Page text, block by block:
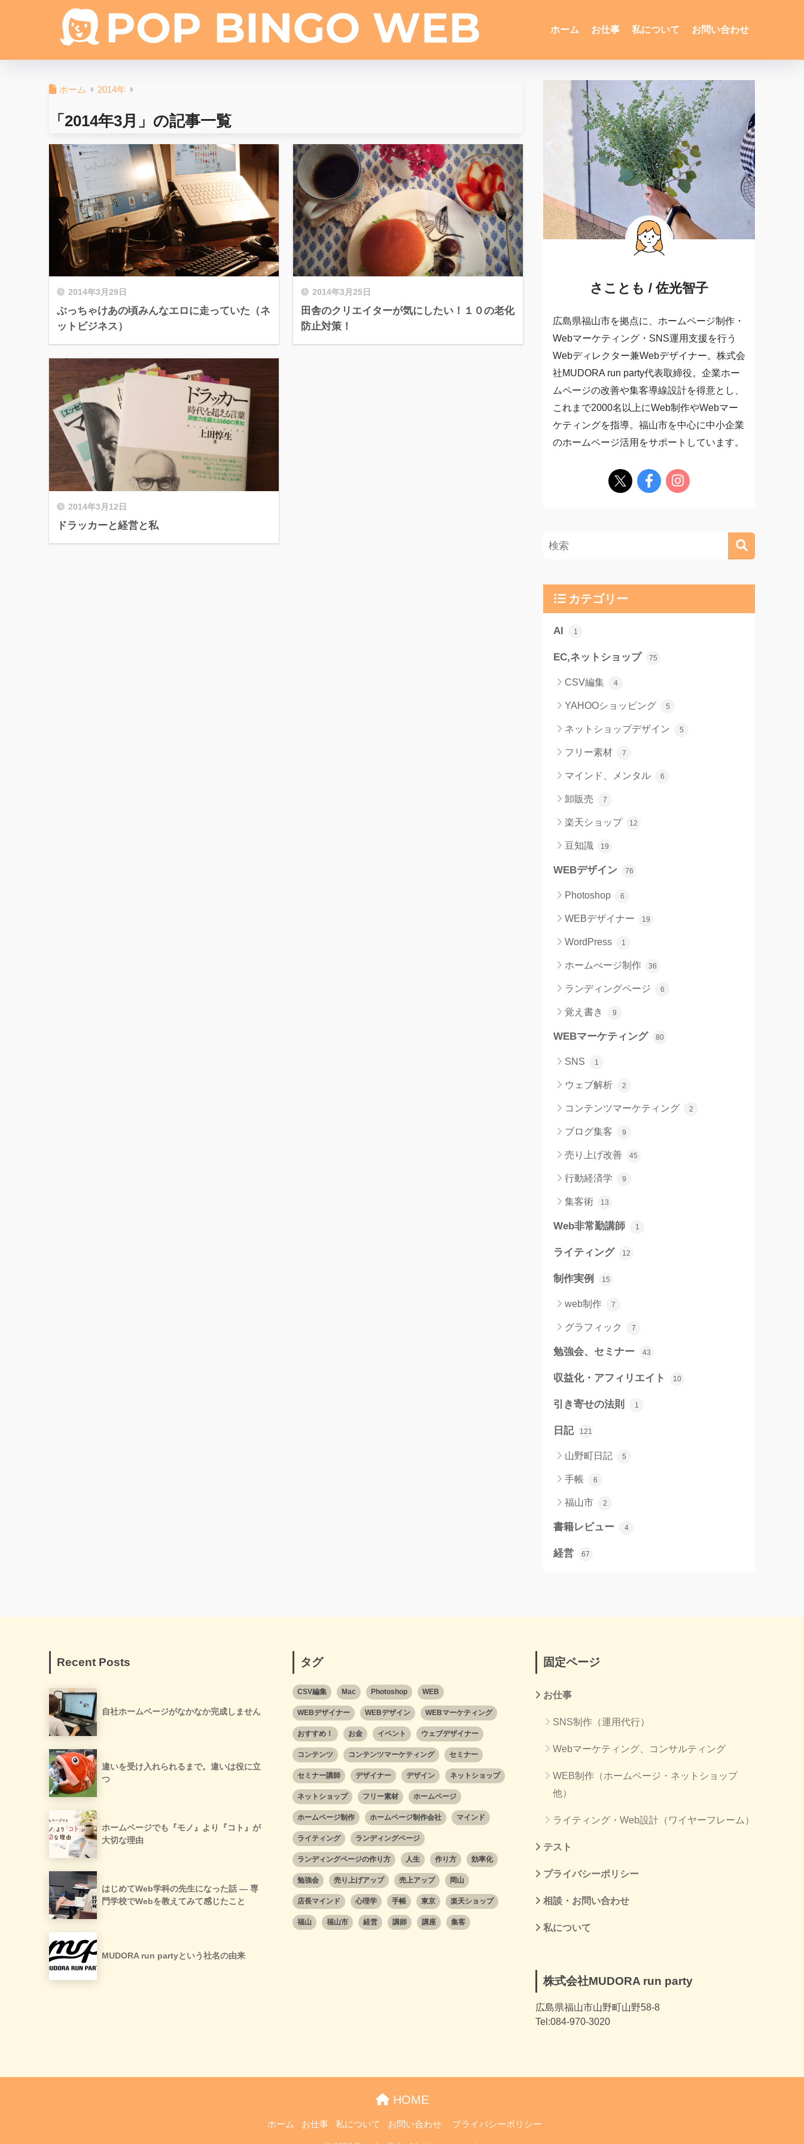
ホーム お仕事 私について お問い合わせ
ホーム 2014年
「2014年3月」の記事一覧
2014年3月29日
ぶっちゃけあの頃みんなエロに走っていた（ネ
ットビジネス）
2014年3月25日
田舎のクリエイターが気にしたい！１０の老化
防止対策！
2014年3月12日
ドラッカーと経営と私
さことも / 佐光智子
広島県福山市を拠点に、ホームページ制作・
Webマーケティング・SNS運用支援を行う
Webディレクター兼Webデザイナー。株式会
社MUDORA run party代表取締役。企業ホー
ムページの改善や集客導線設計を得意とし、
これまで2000名以上にWeb制作やWebマー
ケティングを指導。福山市を中心に中小企業
のホームページ活用をサポートしています。
カテゴリー
AI 1
EC,ネットショップ 75
CSV編集 4
YAHOOショッピング 5
ネットショップデザイン 5
フリー素材 7
マインド、メンタル 6
卸販売 7
楽天ショップ 12
豆知識 19
WEBデザイン 76
Photoshop 6
WEBデザイナー 19
WordPress 1
ホームぺージ制作 36
ランディングページ 6
覚え書き 9
WEBマーケティング 80
SNS 1
ウェブ解析 2
コンテンツマーケティング 2
ブログ集客 9
売り上げ改善 45
行動経済学 9
集客術 13
Web非常勤講師 1
ライティング 12
制作実例 15
web制作 7
グラフィック 7
勉強会、セミナー 43
収益化・アフィリエイト 10
引き寄せの法則 1
日記 121
山野町日記 5
手帳 6
福山市 2
書籍レビュー 4
経営 67
Recent Posts
自社ホームページがなかなか完成しません
違いを受け入れられるまで。違いは役に立
つ
ホームページでも『モノ』より『コト』が
大切な理由
はじめてWeb学科の先生になった話 ― 専
門学校でWebを教えてみて感じたこと
MUDORA run partyという社名の由来
タグ
CSV編集 Mac Photoshop WEB
WEBデザイナー WEBデザイン WEBマーケティング
おすすめ！ お金 イベント ウェブデザイナー
コンテンツ コンテンツマーケティング セミナー
セミナー講師 デザイナー デザイン ネットショップ
ネットショップ フリー素材 ホームページ
ホームページ制作 ホームページ制作会社 マインド
ライティング ランディングページ
ランディングページの作り方 人生 作り方 効率化
勉強会 売り上げアップ 売上アップ 岡山
店長マインド 心理学 手帳 東京 楽天ショップ
福山 福山市 経営 講師 講座 集客
固定ページ
お仕事
SNS制作（運用代行）
Webマーケティング、コンサルティング
WEB制作（ホームページ・ネットショップ
他）
ライティング・Web設計（ワイヤーフレーム）
テスト
プライバシーポリシー
相談・お問い合わせ
私について
株式会社MUDORA run party
広島県福山市山野町山野58-8
Tel:084-970-3020
HOME
ホーム お仕事 私について お問い合わせ プライバシーポリシー